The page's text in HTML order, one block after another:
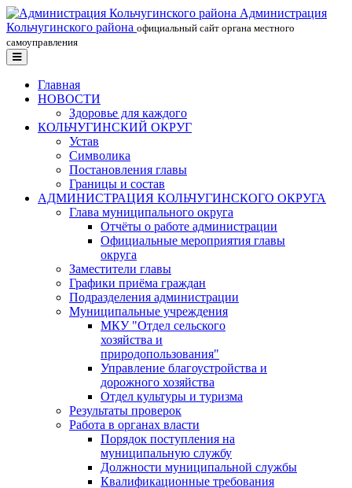
Администрация
Кольчугинского района официальный сайт органа местного
самоуправления
Главная
НОВОСТИ
Здоровье для каждого
КОЛЬЧУГИНСКИЙ ОКРУГ
Устав
Символика
Постановления главы
Границы и состав
АДМИНИСТРАЦИЯ КОЛЬЧУГИНСКОГО ОКРУГА
Глава муниципального округа
Отчёты о работе администрации
Официальные мероприятия главы
округа
Заместители главы
Графики приёма граждан
Подразделения администрации
Муниципальные учреждения
МКУ "Отдел сельского
хозяйства и
природопользования"
Управление благоустройства и
дорожного хозяйства
Отдел культуры и туризма
Результаты проверок
Работа в органах власти
Порядок поступления на
муниципальную службу
Должности муниципальной службы
Квалификационные требования